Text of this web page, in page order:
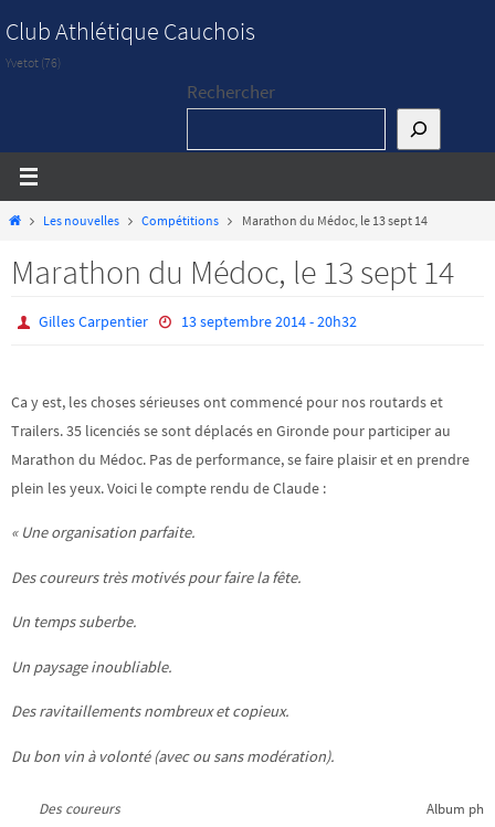
vers
le
Club Athlétique Cauchois
Yvetot (76)
Rechercher
HomeLes nouvelles Compétitions Marathon du Médoc, le 13 sept 14
Marathon du Médoc, le 13 sept 14
Gilles Carpentier 13 septembre 2014 - 20h32
Ca y est, les choses sérieuses ont commencé pour nos routards et
Trailers. 35 licenciés se sont déplacés en Gironde pour participer au
Marathon du Médoc. Pas de performance, se faire plaisir et en prendre
plein les yeux. Voici le compte rendu de Claude :
« Une organisation parfaite.
Des coureurs très motivés pour faire la fête.
Un temps suberbe.
Un paysage inoubliable.
Des ravitaillements nombreux et copieux.
Du bon vin à volonté (avec ou sans modération).
Des coureurs
Album